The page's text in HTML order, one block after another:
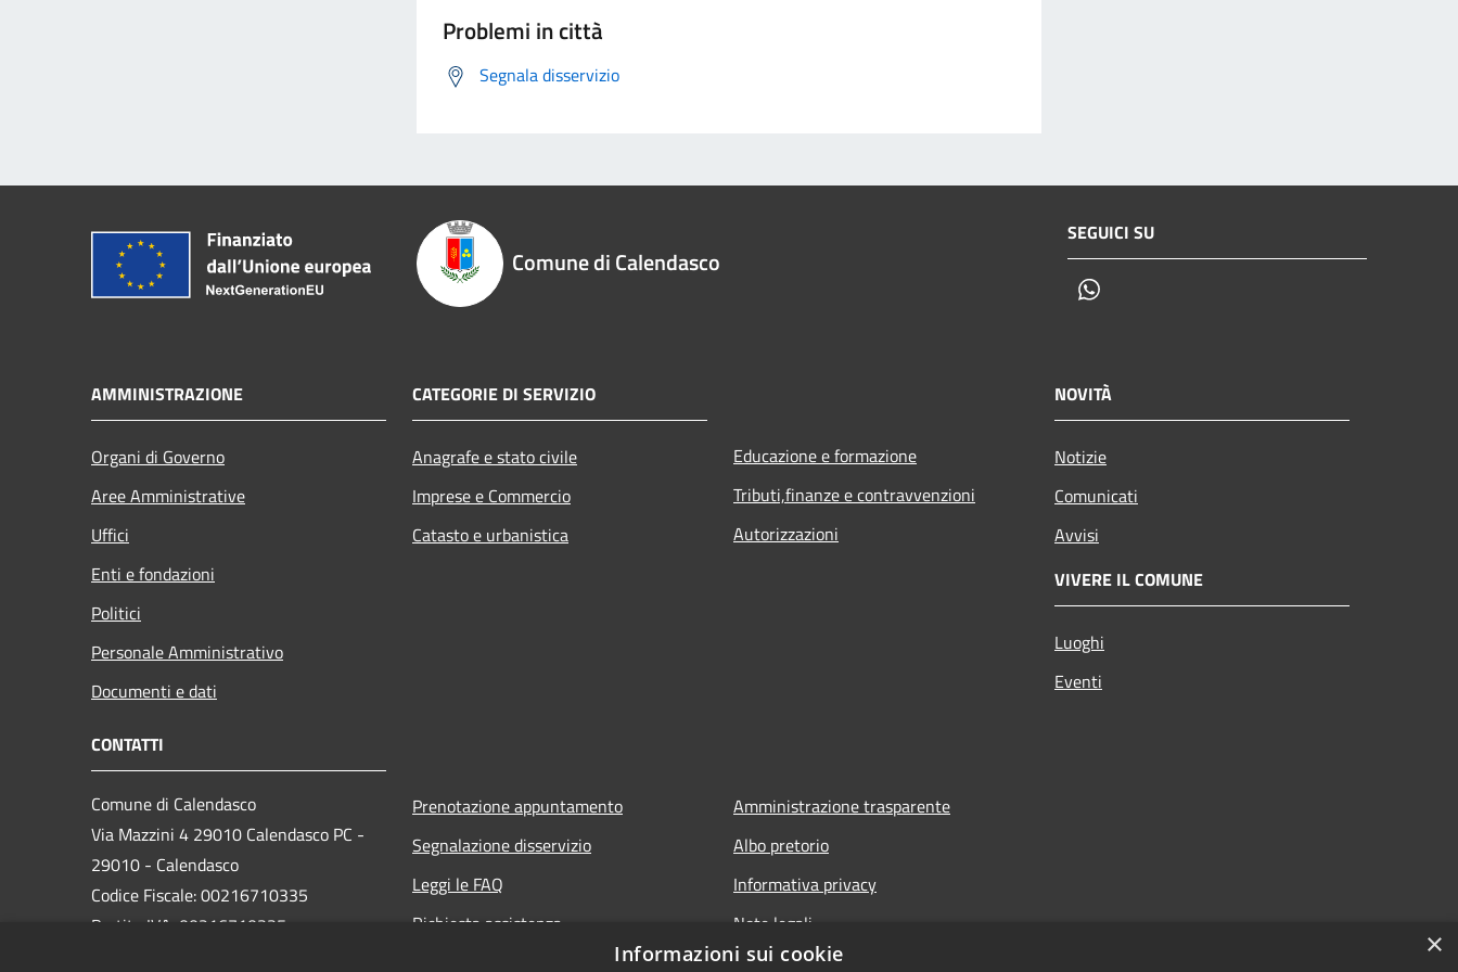
Problemi in città
Segnala disservizio
Comune di Calendasco
SEGUICI SU
AMMINISTRAZIONE
Organi di Governo
Aree Amministrative
Uffici
Enti e fondazioni
Politici
Personale Amministrativo
Documenti e dati
CATEGORIE DI SERVIZIO
Anagrafe e stato civile
Imprese e Commercio
Catasto e urbanistica
Educazione e formazione
Tributi,finanze e contravvenzioni
Autorizzazioni
NOVITÀ
Notizie
Comunicati
Avvisi
VIVERE IL COMUNE
Luoghi
Eventi
CONTATTI
Comune di Calendasco
Via Mazzini 4 29010 Calendasco PC -
29010 - Calendasco
Codice Fiscale: 00216710335
Partita IVA: 00216710335
Prenotazione appuntamento
Segnalazione disservizio
Leggi le FAQ
Richiesta assistenza
Amministrazione trasparente
Albo pretorio
Informativa privacy
Note legali
Dichiarazione di accessibilità
×
Informazioni sui cookie